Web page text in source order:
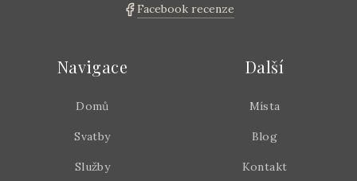
Facebook recenze
Navigace
Domů
Svatby
Služby
Další
Místa
Blog
Kontakt